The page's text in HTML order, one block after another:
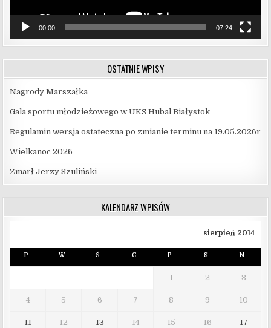
00:00 07:24
OSTATNIE WPISY
Nagrody Marszałka
Gala sportu młodzieżowego w UKS Hubal Białystok
Regulamin wersja ostateczna po zmianie terminu na 19.05.2026r
Wielkanoc 2026
Zmarł Jerzy Szuliński
KALENDARZ WPISÓW
sierpień 2014
P W Ś C P S N
1 2 3
4 5 6 7 8 9 10
11 12 13 14 15 16 17